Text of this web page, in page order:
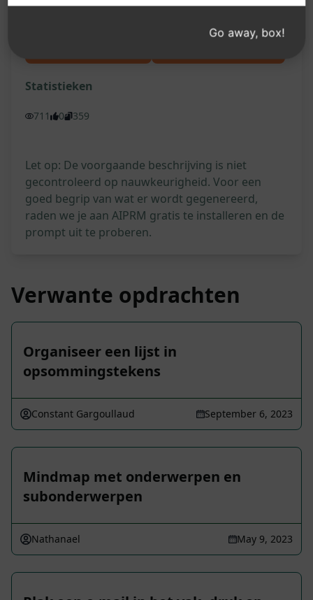
Try this Prompt on ChatGPT
Statistieken
711 0 359
Let op: De voorgaande beschrijving is niet
gecontroleerd op nauwkeurigheid. Voor een
goed begrip van wat er wordt gegenereerd,
raden we je aan AIPRM gratis te installeren en de
prompt uit te proberen.
Verwante opdrachten
Organiseer een lijst in
opsommingstekens
Constant Gargoullaud September 6, 2023
Mindmap met onderwerpen en
subonderwerpen
Nathanael May 9, 2023
Go away, box!